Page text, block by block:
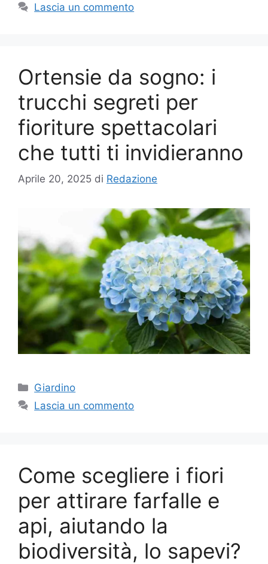
Lascia un commento
Ortensie da sogno: i
trucchi segreti per
fioriture spettacolari
che tutti ti invidieranno
Aprile 20, 2025 di Redazione
Categorie
Giardino
Lascia un commento
Come scegliere i fiori
per attirare farfalle e
api, aiutando la
biodiversità, lo sapevi?